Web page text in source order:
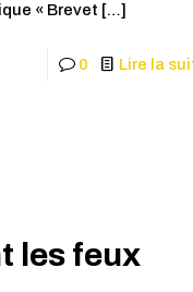
« Brevet […]
0 Lire la
les feux